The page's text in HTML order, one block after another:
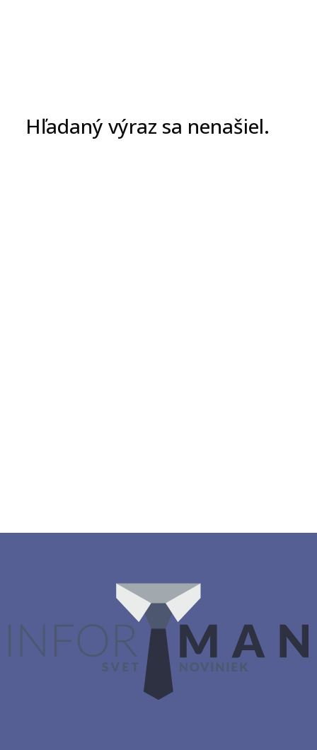
Hľadaný výraz sa nenašiel.